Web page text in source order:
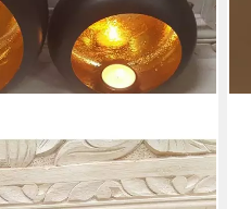
Wand Windlichter
Teelichthalter WLC1680,
außen Schwarz),